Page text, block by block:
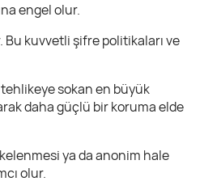
engel olur.
Bu kuvvetli şifre politikaları ve
sokan en büyük
daha güçlü bir koruma elde
ya da anonim hale
olur.